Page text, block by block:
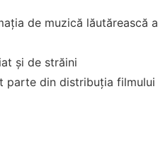
de muzică lăutărească
și de străini
parte din distribuția